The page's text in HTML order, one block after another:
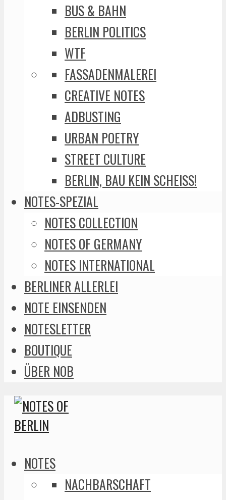
BUS & BAHN
BERLIN POLITICS
WTF
FASSADENMALEREI
CREATIVE NOTES
ADBUSTING
URBAN POETRY
STREET CULTURE
BERLIN, BAU KEIN SCHEISS!
NOTES-SPEZIAL
NOTES COLLECTION
NOTES OF GERMANY
NOTES INTERNATIONAL
BERLINER ALLERLEI
NOTE EINSENDEN
NOTESLETTER
BOUTIQUE
ÜBER NOB
NOTES
NACHBARSCHAFT